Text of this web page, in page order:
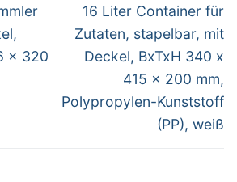
x 320
Nächster
Beitrag:
16 Liter Container für
Zutaten, stapelbar, mit
Deckel, BxTxH 340 x
415 x 200 mm,
Polypropylen-Kunststoff
(PP), weiß